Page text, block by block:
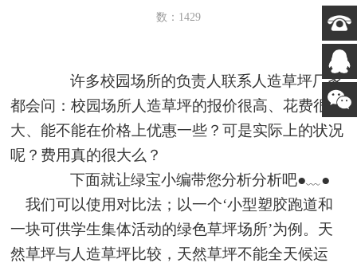
数：1429
许多校园场所的负责人联系人造草坪厂家
都会问：校园场所人造草坪的报价很高、花费很
大、能不能在价格上优惠一些？可是实际上的状况
呢？费用真的很大么？
下面就让绿宝小编带您分析分析吧●﹏●
我们可以使用对比法；以一个‘小型塑胶跑道和
一块可供学生集体活动的绿色草坪场所’为例。天
然草坪与人造草坪比较，天然草坪不能全天候运